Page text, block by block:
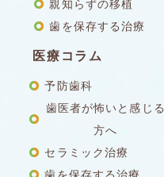
親知らずの移植
歯を保存する治療
医療コラム
予防歯科
歯医者が怖いと感じる
方へ
セラミック治療